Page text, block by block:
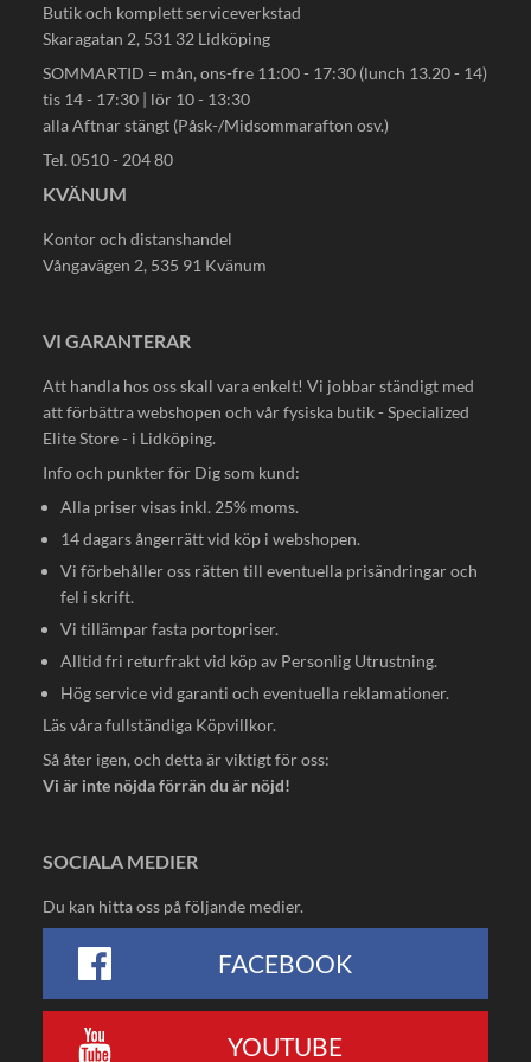
Butik och komplett serviceverkstad
Skaragatan 2, 531 32 Lidköping
SOMMARTID = mån, ons-fre 11:00 - 17:30 (lunch 13.20 - 14)
tis 14 - 17:30 | lör 10 - 13:30
alla Aftnar stängt (Påsk-/Midsommarafton osv.)
Tel. 0510 - 204 80
KVÄNUM
Kontor och distanshandel
Vångavägen 2, 535 91 Kvänum
VI GARANTERAR
Att handla hos oss skall vara enkelt! Vi jobbar ständigt med
att förbättra webshopen och vår fysiska butik - Specialized
Elite Store - i Lidköping.
Info och punkter för Dig som kund:
Alla priser visas inkl. 25% moms.
14 dagars ångerrätt vid köp i webshopen.
Vi förbehåller oss rätten till eventuella prisändringar och
fel i skrift.
Vi tillämpar fasta portopriser.
Alltid fri returfrakt vid köp av Personlig Utrustning.
Hög service vid garanti och eventuella reklamationer.
Läs våra fullständiga Köpvillkor.
Så åter igen, och detta är viktigt för oss:
Vi är inte nöjda förrän du är nöjd!
SOCIALA MEDIER
Du kan hitta oss på följande medier.
FACEBOOK
YOUTUBE